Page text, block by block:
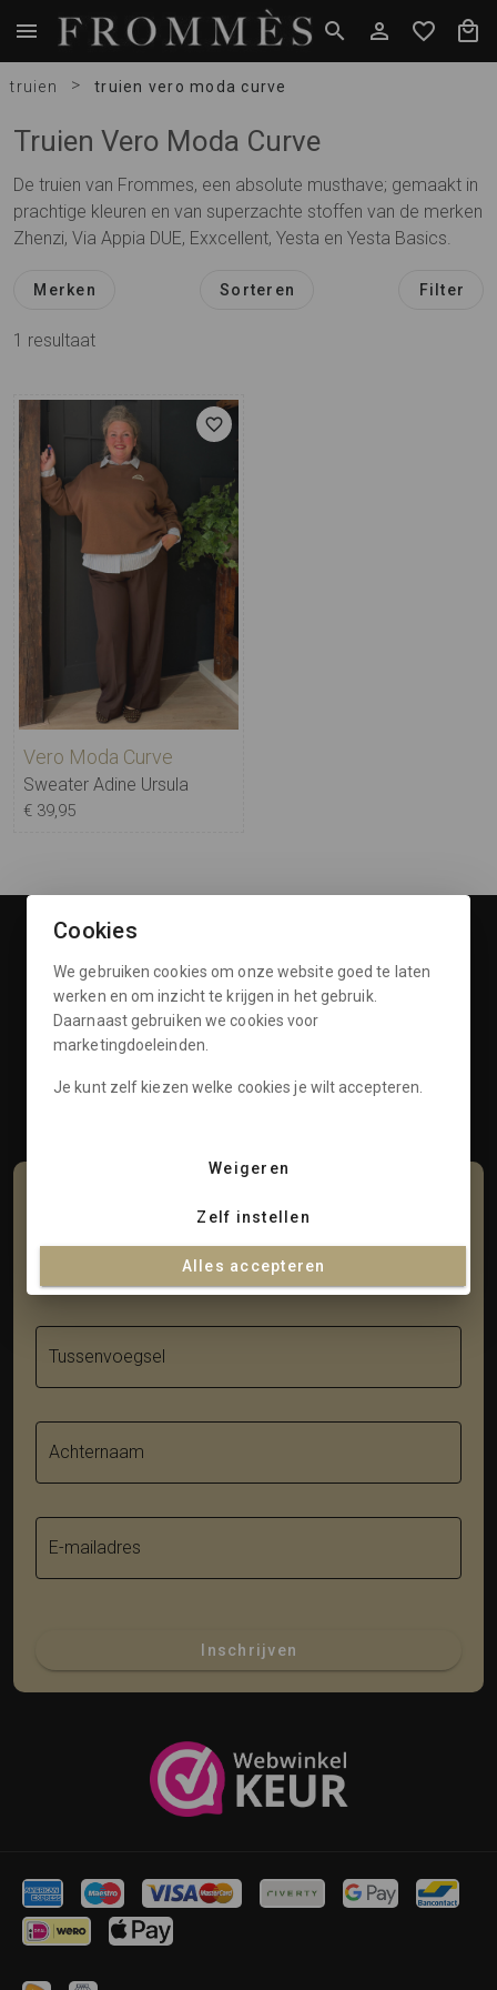
truien > truien vero moda curve
Truien Vero Moda Curve
De truien van Frommes, een absolute musthave; gemaakt in
prachtige kleuren en van superzachte stoffen van de merken
Zhenzi, Via Appia DUE, Exxcellent, Yesta en Yesta Basics.
Merken Sorteren Filter
1 resultaat
Vero Moda Curve
Sweater Adine Ursula
€ 39,95
Klantenservice
Informatie
Tussenvoegsel
Achternaam
E-mailadres
Inschrijven
Cookies
We gebruiken cookies om onze website goed te laten
werken en om inzicht te krijgen in het gebruik.
Daarnaast gebruiken we cookies voor
marketingdoeleinden.
Je kunt zelf kiezen welke cookies je wilt accepteren.
Weigeren
Zelf instellen
Alles accepteren